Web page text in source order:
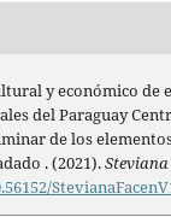
y económico de
del Paraguay
de los
. (2021).Steviana